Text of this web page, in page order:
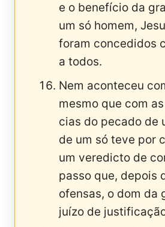
e o benefício da
um só homem,
foram concedidos
a todos.
Nem aconteceu
mesmo que com
cias do pecado de
de um só teve por
um veredicto de
passo que, depois
ofensas, o dom da
juízo de